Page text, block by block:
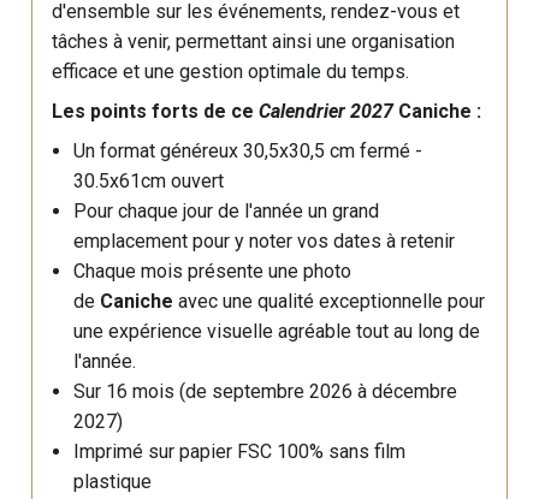
d'ensemble sur les événements, rendez-vous et
tâches à venir, permettant ainsi une organisation
efficace et une gestion optimale du temps.
Les points forts de ceCalendrier 2027Caniche :
Un format généreux 30,5x30,5 cm fermé -
30.5x61cm ouvert
Pour chaque jour de l'année un grand
emplacement pour y noter vos dates à retenir
Chaque mois présente une photo
de Caniche avec une qualité exceptionnelle pour
une expérience visuelle agréable tout au long de
l'année.
Sur 16 mois (de septembre 2026 à décembre
2027)
Imprimé sur papier FSC 100% sans film
plastique